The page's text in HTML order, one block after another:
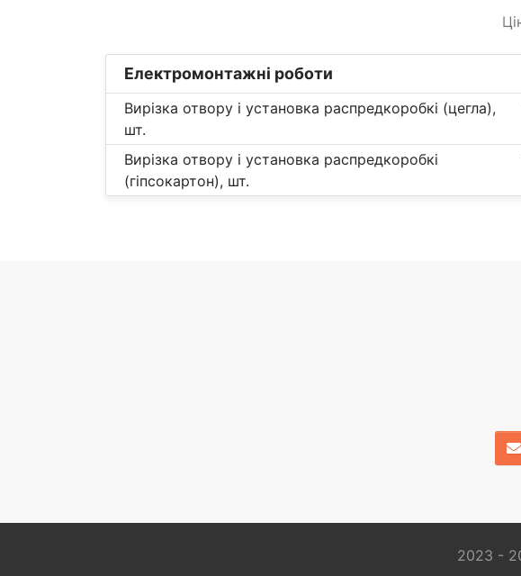
Електромонтажні роботи
Вирізка отвору і установка распредкоробкі (цегла),
шт.
Вирізка отвору і установка распредкоробкі
(гіпсокартон), шт.
2023 -